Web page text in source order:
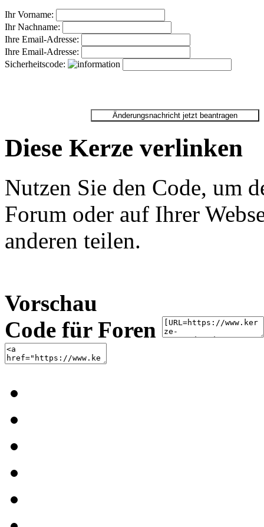
Ihr Vorname:
Ihr Nachname:
Ihre Email-Adresse:
Ihre Email-Adresse:
Sicherheitscode:
Diese Kerze verlinken
Nutzen Sie den Code, um
Forum oder auf Ihrer
anderen teilen.
Vorschau
Code für Foren